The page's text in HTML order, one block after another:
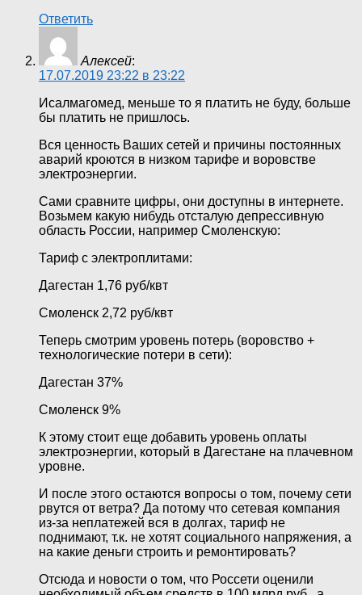
Ответить
Алексей:
17.07.2019 23:22 в 23:22
Исалмагомед, меньше то я платить не буду, больше
бы платить не пришлось.
Вся ценность Ваших сетей и причины постоянных
аварий кроются в низком тарифе и воровстве
электроэнергии.
Сами сравните цифры, они доступны в интернете.
Возьмем какую нибудь отсталую депрессивную
область России, например Смоленскую:
Тариф с электроплитами:
Дагестан 1,76 руб/квт
Смоленск 2,72 руб/квт
Теперь смотрим уровень потерь (воровство +
технологические потери в сети):
Дагестан 37%
Смоленск 9%
К этому стоит еще добавить уровень оплаты
электроэнергии, который в Дагестане на плачевном
уровне.
И после этого остаются вопросы о том, почему сети
рвутся от ветра? Да потому что сетевая компания
из-за неплатежей вся в долгах, тариф не
поднимают, т.к. не хотят социального напряжения, а
на какие деньги строить и ремонтировать?
Отсюда и новости о том, что Россети оценили